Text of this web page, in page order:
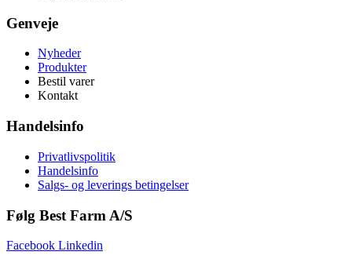
Genveje
Nyheder
Produkter
Bestil varer
Kontakt
Handelsinfo
Privatlivspolitik
Handelsinfo
Salgs- og leverings betingelser
Følg Best Farm A/S
Facebook Linkedin